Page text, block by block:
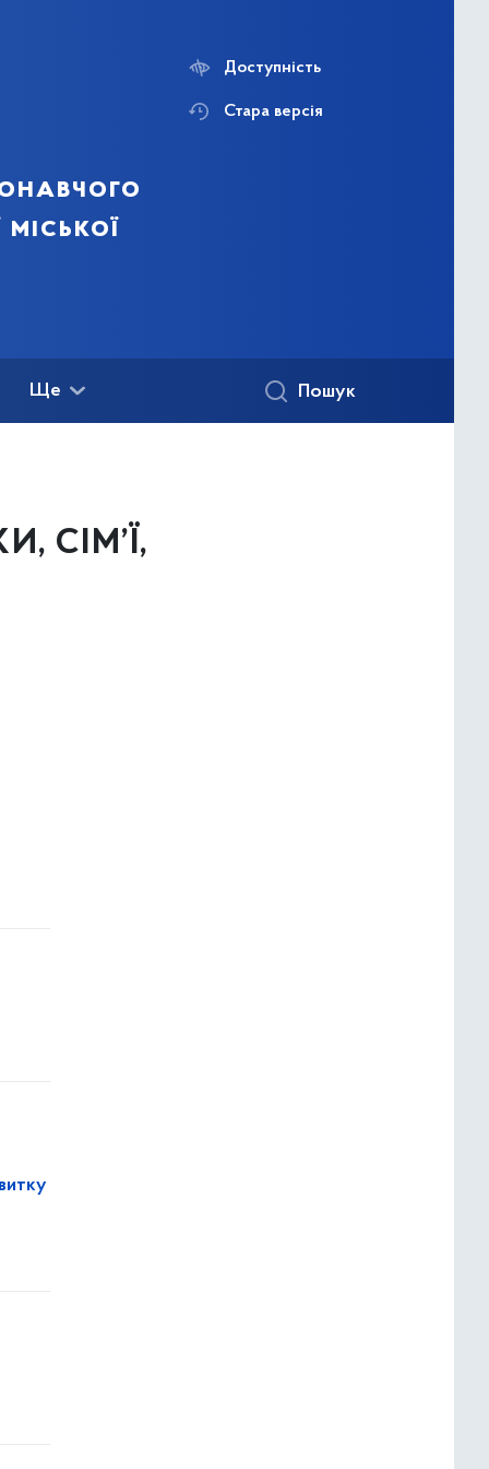
Доступність
Стара версія
Ще Пошук
СІМ’Ї,